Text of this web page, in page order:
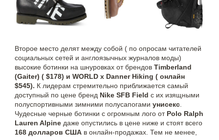
Второе место делят между собой ( по опросам читателей
социальных сетей и англоязычных журналов моды)
высокие ботинки на шнуровках от брендов Timberland
(Gaiter) ( $178) и WORLD x Danner Hiking ( онлайн
$545). К лидерам стремительно приближается самый
доступный по цене бренд Nike SFB Field с их изящными
полуспортивными зимними полусапогами унисекс.
Чудесные черные ботинки с огромным лого отPolo Ralph
Lauren Alpine даже опустились в цене ниже и стоят всего
168 долларов США в онлайн-продажах. Тем не менее,